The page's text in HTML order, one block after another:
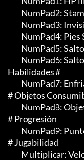
Habilidades #
# Objetos
# Progresión
# Jugabilidad